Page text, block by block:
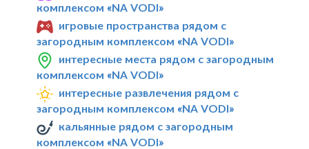
комплексом «NA VODI»
игровые пространства рядом с
загородным комплексом «NA VODI»
интересные места рядом с загородным
комплексом «NA VODI»
интересные развлечения рядом с
загородным комплексом «NA VODI»
кальянные рядом с загородным
комплексом «NA VODI»